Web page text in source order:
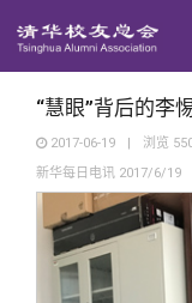
“慧眼”背后的李
2017-06-19 | 浏览
新华每日电讯 2017/6/19